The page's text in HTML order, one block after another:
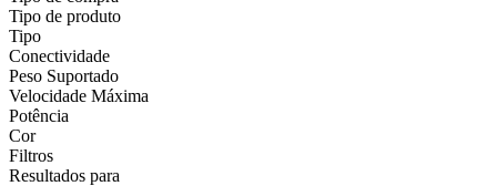
Tipo de produto
Tipo
Conectividade
Peso Suportado
Velocidade Máxima
Potência
Cor
Filtros
Resultados para